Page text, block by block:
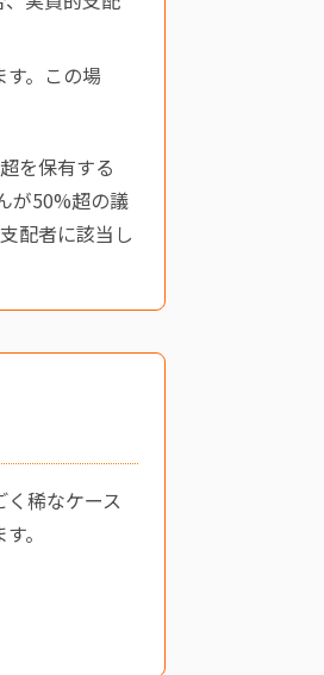
。この場
を保有する
が50%超の議
配者に該当し
稀なケース
。